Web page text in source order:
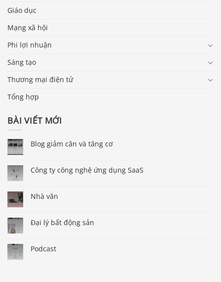
Giáo dục
Mạng xã hội
Phi lợi nhuận
Sáng tạo
Thương mại điện tử
Tổng hợp
BÀI VIẾT MỚI
Blog giảm cân và tăng cơ
Công ty công nghệ ứng dụng SaaS
Nhà văn
Đại lý bất động sản
Podcast